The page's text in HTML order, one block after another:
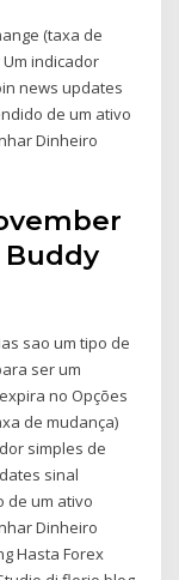
(taxa de
indicador
news updates
de um ativo
Dinheiro
Buddy
sao um tipo de
ser um
no Opções
de mudança)
simples de
sinal
de um ativo
Dinheiro
Hasta Forex